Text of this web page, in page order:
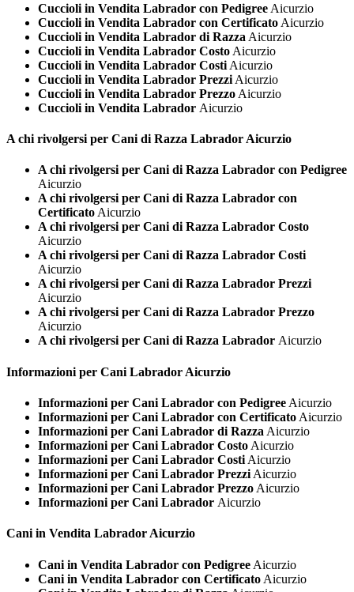
Cuccioli in Vendita Labrador con Pedigree Aicurzio
Cuccioli in Vendita Labrador con Certificato Aicurzio
Cuccioli in Vendita Labrador di Razza Aicurzio
Cuccioli in Vendita Labrador Costo Aicurzio
Cuccioli in Vendita Labrador Costi Aicurzio
Cuccioli in Vendita Labrador Prezzi Aicurzio
Cuccioli in Vendita Labrador Prezzo Aicurzio
Cuccioli in Vendita Labrador Aicurzio
A chi rivolgersi per Cani di Razza Labrador Aicurzio
A chi rivolgersi per Cani di Razza Labrador con Pedigree
Aicurzio
A chi rivolgersi per Cani di Razza Labrador con
CertificatoAicurzio
A chi rivolgersi per Cani di Razza Labrador Costo
Aicurzio
A chi rivolgersi per Cani di Razza Labrador Costi
Aicurzio
A chi rivolgersi per Cani di Razza Labrador Prezzi
Aicurzio
A chi rivolgersi per Cani di Razza Labrador Prezzo
Aicurzio
A chi rivolgersi per Cani di Razza Labrador Aicurzio
Informazioni per Cani Labrador Aicurzio
Informazioni per Cani Labrador con Pedigree Aicurzio
Informazioni per Cani Labrador con Certificato Aicurzio
Informazioni per Cani Labrador di Razza Aicurzio
Informazioni per Cani Labrador Costo Aicurzio
Informazioni per Cani Labrador Costi Aicurzio
Informazioni per Cani Labrador Prezzi Aicurzio
Informazioni per Cani Labrador Prezzo Aicurzio
Informazioni per Cani Labrador Aicurzio
Cani in Vendita Labrador Aicurzio
Cani in Vendita Labrador con Pedigree Aicurzio
Cani in Vendita Labrador con Certificato Aicurzio